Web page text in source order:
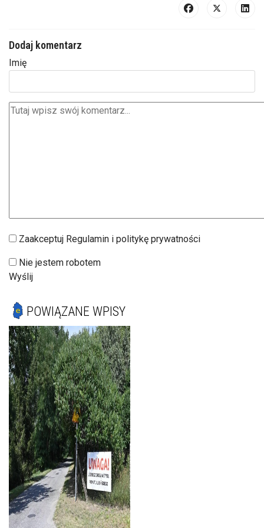
Dodaj komentarz
Imię
Zaakceptuj Regulamin i politykę prywatności
Nie jestem robotem
Wyślij
POWIĄZANE WPISY